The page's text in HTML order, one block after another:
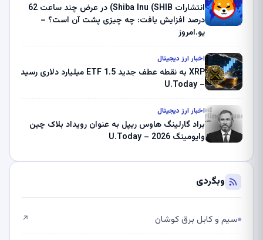
انتشارات Shiba Inu (SHIB) در عرض چند ساعت 62
درصد افزایش یافت: چه چیزی پشت آن است؟ –
یو.امروز
اخبار ارز دیجیتال
XRP به نقطه عطف جدید ETF 1.5 میلیارد دلاری رسید
– U.Today
اخبار ارز دیجیتال
براد گارلینگ هاوس ریپل به عنوان رویداد بلاک چین
وایومینگ 2026 – U.Today
وبگردی
سیم و کابل برق کوشان ↗